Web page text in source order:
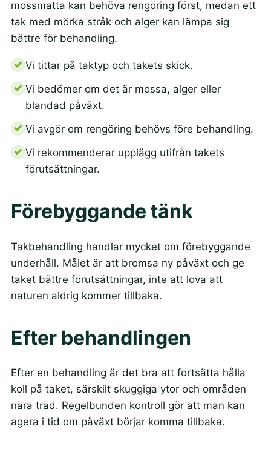
mossmatta kan behöva rengöring först, medan ett
tak med mörka stråk och alger kan lämpa sig
bättre för behandling.
Vi tittar på taktyp och takets skick.
Vi bedömer om det är mossa, alger eller
blandad påväxt.
Vi avgör om rengöring behövs före behandling.
Vi rekommenderar upplägg utifrån takets
förutsättningar.
Förebyggande tänk
Takbehandling handlar mycket om förebyggande
underhåll. Målet är att bromsa ny påväxt och ge
taket bättre förutsättningar, inte att lova att
naturen aldrig kommer tillbaka.
Efter behandlingen
Efter en behandling är det bra att fortsätta hålla
koll på taket, särskilt skuggiga ytor och områden
nära träd. Regelbunden kontroll gör att man kan
agera i tid om påväxt börjar komma tillbaka.